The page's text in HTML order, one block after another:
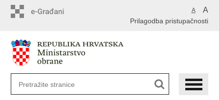
A A
Prilagodba pristupačnosti